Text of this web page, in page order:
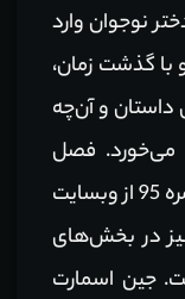
نوجوان وارد
با گذشت زمان،
و آن‌چه
می‌خورد. فصل
نخست این سریال موفق به کسب نمره 95 از وبسایت
در بخش‌های
جین اسمارت